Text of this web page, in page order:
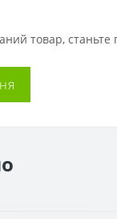
товар,